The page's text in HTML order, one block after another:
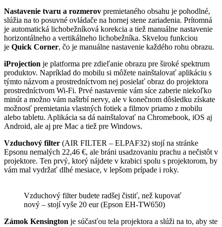
Nastavenie tvaru a rozmerov premietaného obsahu je pohodlné,
slúžia na to posuvné ovládače na hornej stene zariadenia. Prítomná
je automatická lichobežníková korekcia a tiež manuálne nastavenie
horizontálneho a vertikálneho lichobežníka. Skvelou funkciou
je Quick Corner, čo je manuálne nastavenie každého rohu obrazu.
iProjection je platforma pre zdieľanie obrazu pre široké spektrum
produktov. Napríklad do mobilu si môžete nainštalovať aplikáciu s
týmto názvom a prostredníctvom nej posielať obraz do projektora
prostredníctvom Wi-Fi. Prvé nastavenie vám síce zaberie niekoľko
minút a možno vám naštrbí nervy, ale v konečnom dôsledku získate
možnosť premietania vlastných fotiek a filmov priamo z mobilu
alebo tabletu. Aplikácia sa dá nainštalovať na Chromebook, iOS aj
Android, ale aj pre Mac a tiež pre Windows.
Vzduchový filter (AIR FILTER – ELPAF32) stojí na stránke
Epsonu nemalých 22,46 €, ale bráni usadzovaniu prachu a nečistôt v
projektore. Ten prvý, ktorý nájdete v krabici spolu s projektorom, by
vám mal vydržať dlhé mesiace, v lepšom prípade i roky.
Vzduchový filter budete radšej čistiť, než kupovať
nový – stojí vyše 20 eur (Epson EH-TW650)
Zámok Kensington je súčasťou tela projektora a slúži na to, aby ste